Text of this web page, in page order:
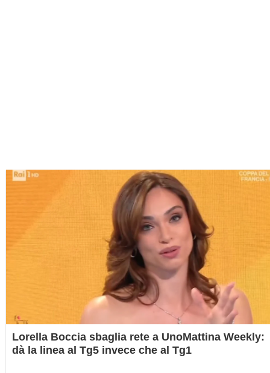
Lorella Boccia sbaglia rete a UnoMattina Weekly:
dà la linea al Tg5 invece che al Tg1